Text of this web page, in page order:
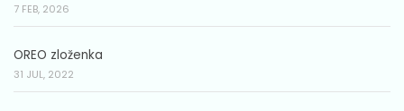
7 FEB, 2026
OREO zloženka
31 JUL, 2022